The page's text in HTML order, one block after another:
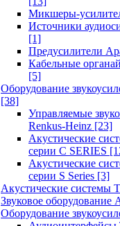
Микшеры-
Источники
[1]
Предусилители
Кабельные
[5]
Оборудование
[38]
Управляемые
Renkus-Heinz [23]
Акустические
серии C SERIES
Акустические
серии S Series [3]
Акустические системы
Звуковое оборудование
Оборудование